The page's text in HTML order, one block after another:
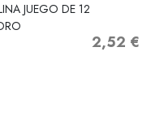
JUEGO DE 12
Precio
2,52 €